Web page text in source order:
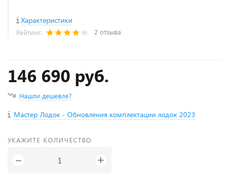
Характеристики
Рейтинг: 2 отзыва
146 690 руб.
Нашли дешевле?
Мастер Лодок - Обновления комплектации лодок 2023
УКАЖИТЕ КОЛИЧЕСТВО
− +